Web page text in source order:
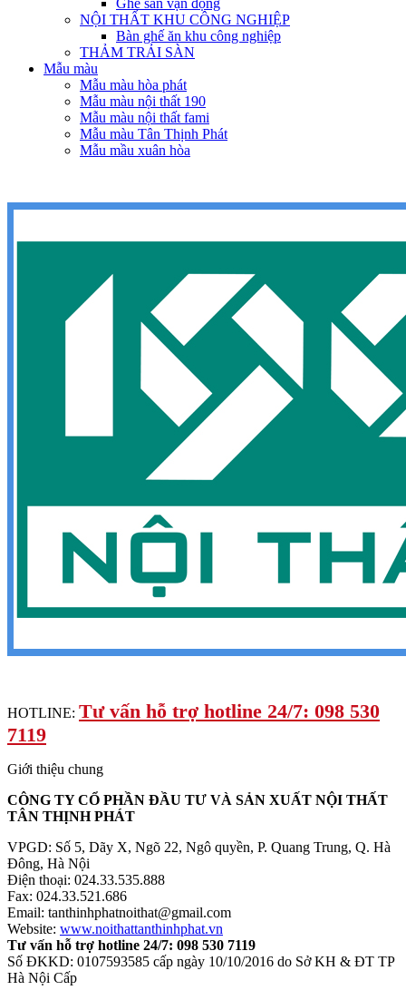
Ghế sân vận động
NỘI THẤT KHU CÔNG NGHIỆP
Bàn ghế ăn khu công nghiệp
THẢM TRẢI SÀN
Mẫu màu
Mẫu màu hòa phát
Mẫu màu nội thất 190
Mẫu màu nội thất fami
Mẫu màu Tân Thịnh Phát
Mẫu mầu xuân hòa
HOTLINE: Tư vấn hỗ trợ hotline 24/7: 098 530
7119
Giới thiệu chung
CÔNG TY CỔ PHẦN ĐẦU TƯ VÀ SẢN XUẤT NỘI THẤT
TÂN THỊNH PHÁT
VPGD: Số 5, Dãy X, Ngõ 22, Ngô quyền, P. Quang Trung, Q. Hà
Đông, Hà Nội
Điện thoại: 024.33.535.888
Fax: 024.33.521.686
Email: tanthinhphatnoithat@gmail.com
Website: www.noithattanthinhphat.vn
Tư vấn hỗ trợ hotline 24/7: 098 530 7119
Số ĐKKD: 0107593585 cấp ngày 10/10/2016 do Sở KH & ĐT TP
Hà Nội Cấp